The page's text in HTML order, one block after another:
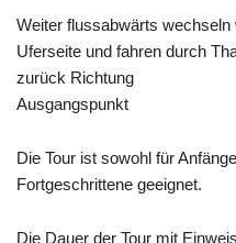
Weiter flussabwärts wechseln
Uferseite und fahren durch
zurück Richtung
Ausgangspunkt
Die Tour ist sowohl für
Fortgeschrittene geeignet.
Die Dauer der Tour mit